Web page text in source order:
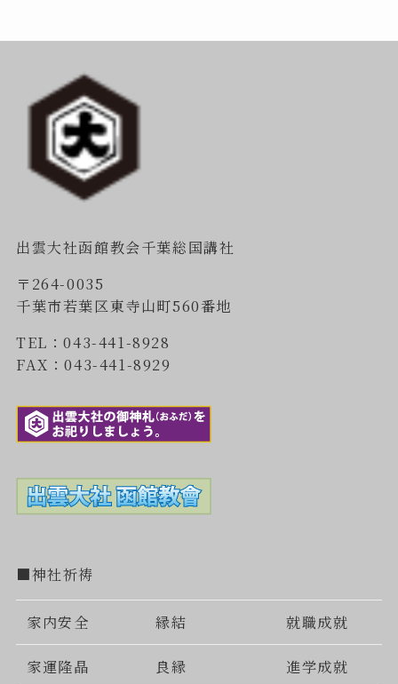
出雲大社函館教会千葉総国講社
〒264-0035
千葉市若葉区東寺山町560番地
TEL：043-441-8928
FAX：043-441-8929
■神社祈祷
家内安全 縁結 就職成就
家運隆晶 良縁 進学成就